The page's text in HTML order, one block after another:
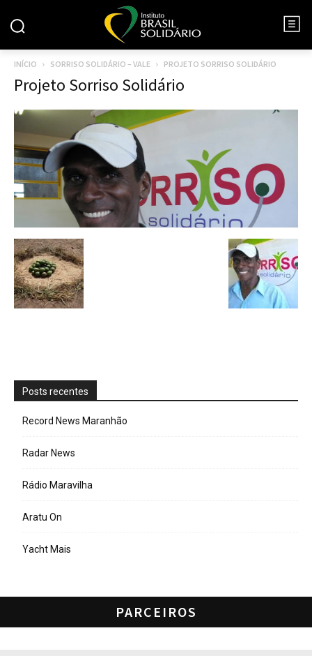
INÍCIO SORRISO SOLIDÁRIO – VALE PROJETO SORRISO SOLIDÁRIO
Projeto Sorriso Solidário
Posts recentes
Record News Maranhão
Radar News
Rádio Maravilha
Aratu On
Yacht Mais
PARCEIROS